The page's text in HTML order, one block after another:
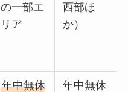
の一部エ
リア
西部ほ
か）
年中無休
年中無休